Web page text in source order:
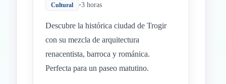
Cultural •3 horas
Descubre la histórica ciudad de Trogir
con su mezcla de arquitectura
renacentista, barroca y románica.
Perfecta para un paseo matutino.